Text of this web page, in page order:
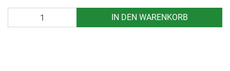
IN DEN WARENKORB